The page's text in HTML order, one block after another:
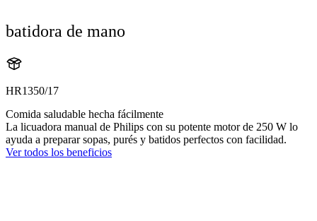
batidora de mano
HR1350/17
Comida saludable hecha fácilmente
La licuadora manual de Philips con su potente motor de 250 W lo
ayuda a preparar sopas, purés y batidos perfectos con facilidad.
Ver todos los beneficios